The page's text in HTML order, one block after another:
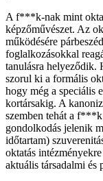
A f***k-nak mint
képzőművészet. Az
működésére
foglalkozásokkal
tanulásra helyeződik.
szorul ki a formális
hogy még a speciális
kortársakig. A
szemben tehát a f***k
gondolkodás jelenik
időtartam)
oktatás
aktuális társadalmi és